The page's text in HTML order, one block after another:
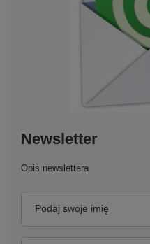
Newsletter
Opis newslettera
Podaj swoje imię